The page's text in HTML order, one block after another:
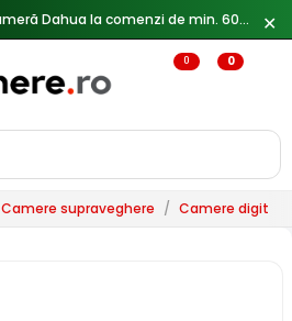
✕
0 0
Camere supraveghere / Camere digitale